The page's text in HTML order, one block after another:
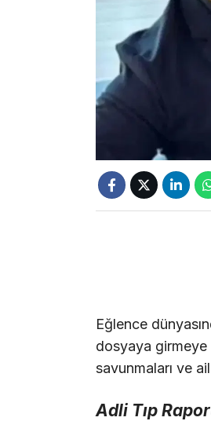
Eğlence
dosyaya girmeye
savunmaları ve
Adli Tıp